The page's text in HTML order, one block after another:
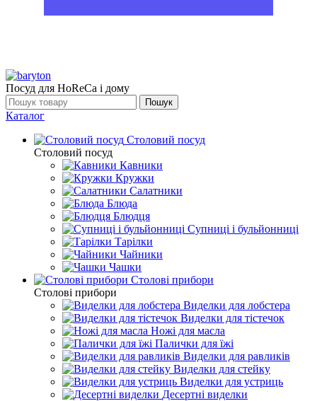
Посуд для HoReCa і дому
Пошук
Каталог
Столовий посуд
Столовий посуд
Кавники
Кружки
Салатники
Блюда
Блюдця
Супниці і бульйонниці
Тарілки
Чайники
Чашки
Столові прибори
Столові прибори
Виделки для лобстера
Виделки для тістечок
Ножі для масла
Палички для їжі
Виделки для равликів
Виделки для стейку
Виделки для устриць
Десертні виделки